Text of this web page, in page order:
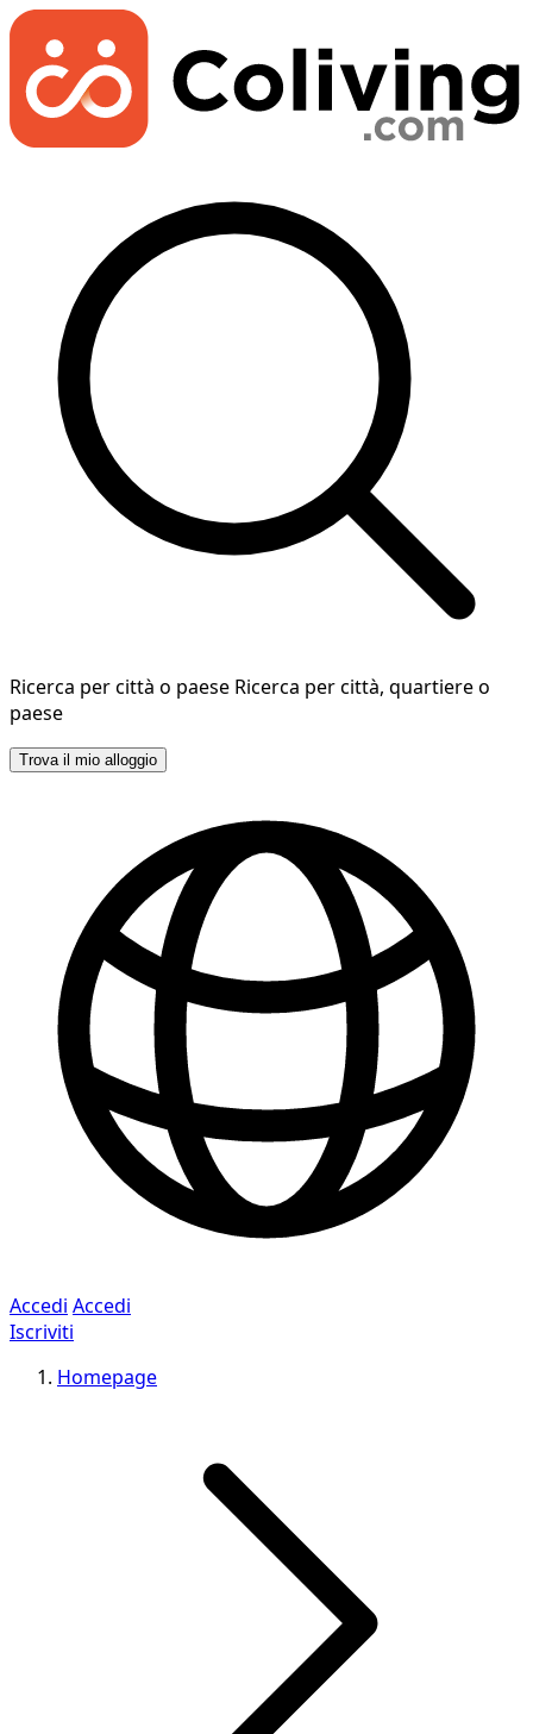
Ricerca per città o paese Ricerca per città, quartiere o
paese
Trova il mio alloggio
Accedi Accedi
Iscriviti
Homepage